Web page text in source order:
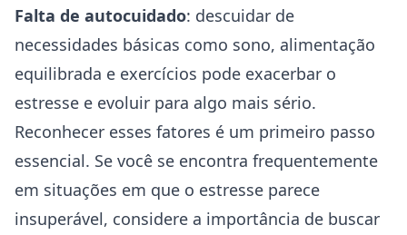
Falta de autocuidado: descuidar de
necessidades básicas como sono, alimentação
equilibrada e exercícios pode exacerbar o
estresse e evoluir para algo mais sério.
Reconhecer esses fatores é um primeiro passo
essencial. Se você se encontra frequentemente
em situações em que o estresse parece
insuperável, considere a importância de buscar